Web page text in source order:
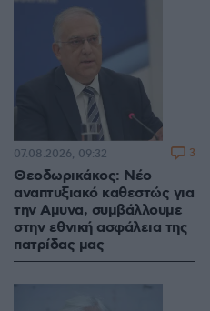
Θεοδωρικάκος: Νέο
αναπτυξιακό καθεστώς για
την Αμυνα, συμβάλλουμε
στην εθνική ασφάλεια της
πατρίδας μας
07.08.2026, 09:32 3